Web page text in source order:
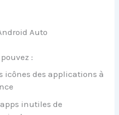
Auto
:
icônes des applications à
inutiles de